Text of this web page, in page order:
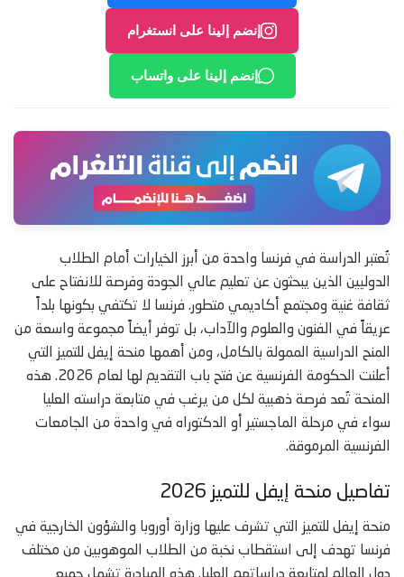
إنضم إلينا على انستغرام
إنضم إلينا على واتساب
تُعتبر الدراسة في فرنسا واحدة من أبرز الخيارات أمام الطلاب
الدوليين الذين يبحثون عن تعليم عالي الجودة وفرصة للانفتاح على
ثقافة غنية ومجتمع أكاديمي متطور. فرنسا لا تكتفي بكونها بلداً
عريقاً في الفنون والعلوم والآداب، بل توفر أيضاً مجموعة واسعة من
المنح الدراسية الممولة بالكامل، ومن أهمها منحة إيفل للتميز التي
أعلنت الحكومة الفرنسية عن فتح باب التقديم لها لعام 2026. هذه
المنحة تُعد فرصة ذهبية لكل من يرغب في متابعة دراسته العليا
سواء في مرحلة الماجستير أو الدكتوراه في واحدة من الجامعات
الفرنسية المرموقة.
تفاصيل منحة إيفل للتميز 2026
منحة إيفل للتميز التي تشرف عليها وزارة أوروبا والشؤون الخارجية في
فرنسا تهدف إلى استقطاب نخبة من الطلاب الموهوبين من مختلف
دول العالم لمتابعة دراساتهم العليا. هذه المبادرة تشمل جميع